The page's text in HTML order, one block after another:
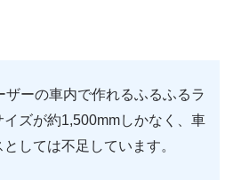
ザーの車内で作れるふるふるラ
ズが約1,500mmしかなく、車
しては不足しています。